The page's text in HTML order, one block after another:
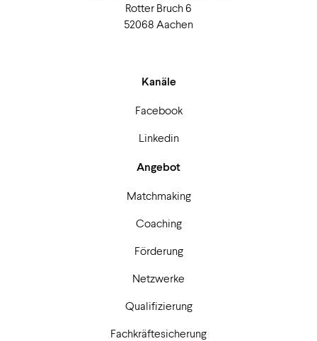
Rotter Bruch 6
52068 Aachen
Kanäle
Facebook
Linkedin
Angebot
Matchmaking
Coaching
Förderung
Netzwerke
Qualifizierung
Fachkräftesicherung